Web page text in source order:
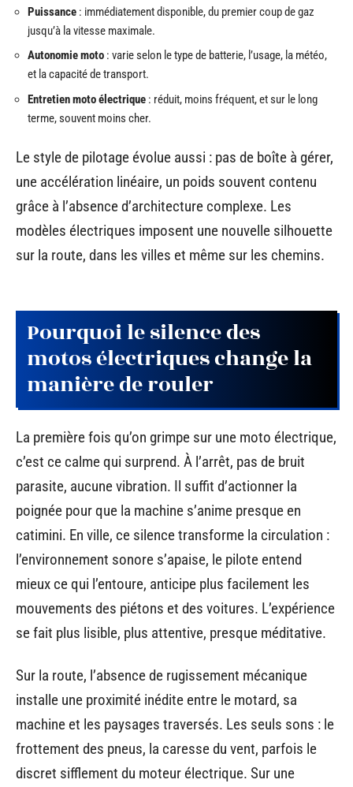
Puissance : immédiatement disponible, du premier coup de gaz
jusqu’à la vitesse maximale.
Autonomie moto : varie selon le type de batterie, l’usage, la météo,
et la capacité de transport.
Entretien moto électrique : réduit, moins fréquent, et sur le long
terme, souvent moins cher.
Le style de pilotage évolue aussi : pas de boîte à gérer,
une accélération linéaire, un poids souvent contenu
grâce à l’absence d’architecture complexe. Les
modèles électriques imposent une nouvelle silhouette
sur la route, dans les villes et même sur les chemins.
Pourquoi le silence des
motos électriques change la
manière de rouler
La première fois qu’on grimpe sur une moto électrique,
c’est ce calme qui surprend. À l’arrêt, pas de bruit
parasite, aucune vibration. Il suffit d’actionner la
poignée pour que la machine s’anime presque en
catimini. En ville, ce silence transforme la circulation :
l’environnement sonore s’apaise, le pilote entend
mieux ce qui l’entoure, anticipe plus facilement les
mouvements des piétons et des voitures. L’expérience
se fait plus lisible, plus attentive, presque méditative.
Sur la route, l’absence de rugissement mécanique
installe une proximité inédite entre le motard, sa
machine et les paysages traversés. Les seuls sons : le
frottement des pneus, la caresse du vent, parfois le
discret sifflement du moteur électrique. Sur une